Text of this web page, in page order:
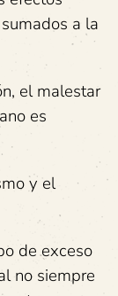
a la
el malestar
es
y el
de exceso
no siempre